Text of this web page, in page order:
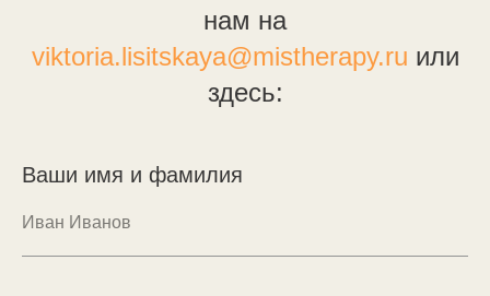
нам на
viktoria.lisitskaya@mistherapy.ru или
здесь:
Ваши имя и фамилия